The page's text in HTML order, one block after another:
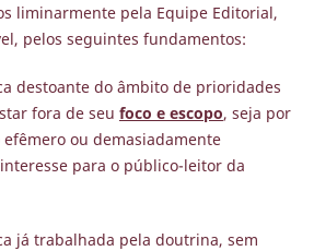
liminarmente pela Equipe Editorial,
pelos seguintes fundamentos:
destoante do âmbito de prioridades
fora de seu foco e escopo, seja por
ou demasiadamente
para o público-leitor da
já trabalhada pela doutrina, sem